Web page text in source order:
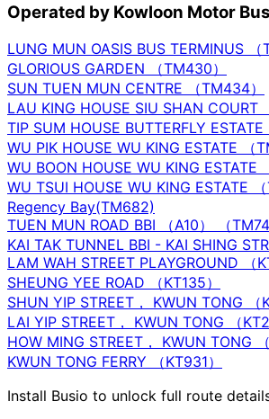
Operated by Kowloon Motor Bus
LUNG MUN OASIS BUS TERMINUS （
GLORIOUS GARDEN （TM430）
SUN TUEN MUN CENTRE （TM434）
LAU KING HOUSE SIU SHAN COURT
TIP SUM HOUSE BUTTERFLY ESTATE
WU PIK HOUSE WU KING ESTATE （
WU BOON HOUSE WU KING ESTATE
WU TSUI HOUSE WU KING ESTATE （
Regency Bay(TM682)
TUEN MUN ROAD BBI （A10） （
KAI TAK TUNNEL BBI - KAI SHING
LAM WAH STREET PLAYGROUND （
SHEUNG YEE ROAD （KT135）
SHUN YIP STREET， KWUN TONG （
LAI YIP STREET， KWUN TONG （
HOW MING STREET， KWUN TONG
KWUN TONG FERRY （KT931）
Install Busio to unlock full route